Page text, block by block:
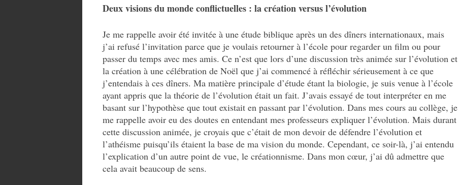
Deux visions du monde conflictuelles : la création versus l’évolution
Je me rappelle avoir été invitée à une étude biblique après un des dîners internationaux, mais
j’ai refusé l’invitation parce que je voulais retourner à l’école pour regarder un film ou pour
passer du temps avec mes amis. Ce n’est que lors d’une discussion très animée sur l’évolution et
la création à une célébration de Noël que j’ai commencé à réfléchir sérieusement à ce que
j’entendais à ces dîners. Ma matière principale d’étude étant la biologie, je suis venue à l’école
ayant appris que la théorie de l’évolution était un fait. J’avais essayé de tout interpréter en me
basant sur l’hypothèse que tout existait en passant par l’évolution. Dans mes cours au collège, je
me rappelle avoir eu des doutes en entendant mes professeurs expliquer l’évolution. Mais durant
cette discussion animée, je croyais que c’était de mon devoir de défendre l’évolution et
l’athéisme puisqu’ils étaient la base de ma vision du monde. Cependant, ce soir-là, j’ai entendu
l’explication d’un autre point de vue, le créationnisme. Dans mon cœur, j’ai dû admettre que
cela avait beaucoup de sens.